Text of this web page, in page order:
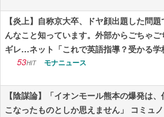
【炎上】自称京大卒、ドヤ顔出題した問
んなこと知っています。外部からごちゃ
ギレ…ネット「これで英語指導？受かる学
53HIT モナニュース
【陰謀論】「イオンモール熊本の爆発は
こなったものとしか思えません」 コミュ